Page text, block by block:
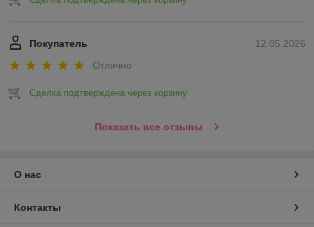
12.05.2026
Покупатель
Отлично
Сделка подтверждена через корзину
Показать все отзывы
О нас
Контакты